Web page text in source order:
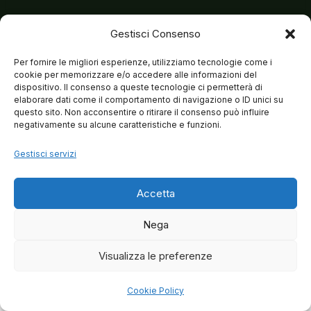
Gestisci Consenso
Per fornire le migliori esperienze, utilizziamo tecnologie come i
cookie per memorizzare e/o accedere alle informazioni del
dispositivo. Il consenso a queste tecnologie ci permetterà di
elaborare dati come il comportamento di navigazione o ID unici su
questo sito. Non acconsentire o ritirare il consenso può influire
negativamente su alcune caratteristiche e funzioni.
Gestisci servizi
Accetta
Nega
Visualizza le preferenze
Cookie Policy